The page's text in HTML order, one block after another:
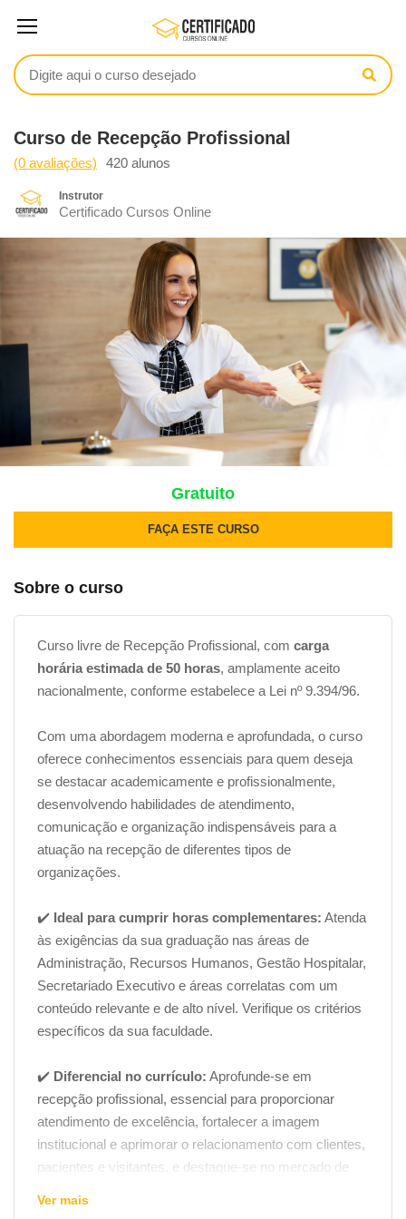
Curso de Recepção Profissional
(0 avaliações) 420 alunos
Instrutor
Certificado Cursos Online
Gratuito
FAÇA ESTE CURSO
Sobre o curso
Curso livre de Recepção Profissional, com carga
horária estimada de 50 horas, amplamente aceito
nacionalmente, conforme estabelece a Lei nº 9.394/96.
Com uma abordagem moderna e aprofundada, o curso
oferece conhecimentos essenciais para quem deseja
se destacar academicamente e profissionalmente,
desenvolvendo habilidades de atendimento,
comunicação e organização indispensáveis para a
atuação na recepção de diferentes tipos de
organizações.
✔️ Ideal para cumprir horas complementares: Atenda
às exigências da sua graduação nas áreas de
Administração, Recursos Humanos, Gestão Hospitalar,
Secretariado Executivo e áreas correlatas com um
conteúdo relevante e de alto nível. Verifique os critérios
específicos da sua faculdade.
✔️ Diferencial no currículo: Aprofunde-se em
recepção profissional, essencial para proporcionar
atendimento de excelência, fortalecer a imagem
institucional e aprimorar o relacionamento com clientes,
pacientes e visitantes, e destaque-se no mercado de
Ver mais